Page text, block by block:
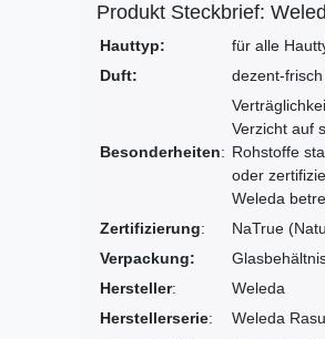
Produkt Steckbrief:
Hauttyp:
für alle
Duft:
dezent-frisch
Besonderheiten:
Verzicht auf
Rohstoffe
oder
Weleda
Zertifizierung:
NaTrue
Verpackung:
Hersteller:
Weleda
Herstellerserie:
Weleda